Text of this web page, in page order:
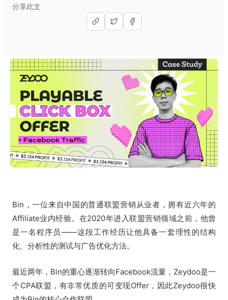
分享此文
Bin，一位来自中国的普通联盟营销从业者，拥有近六年的
Affiliate业内经验。在2020年进入联盟营销领域之前，他曾
是一名程序员——这段工作经历让他具备一套理性的结构
化、分析性的测试与广告优化方法。
最近两年，Bin的重心逐渐转向Facebook流量，Zeydoo是一
个CPA联盟，有非常优质的可变现Offer，因此Zeydoo很快